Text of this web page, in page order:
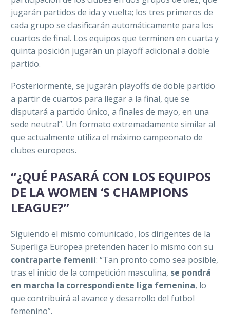
jugarán partidos de ida y vuelta; los tres primeros de
cada grupo se clasificarán automáticamente para los
cuartos de final. Los equipos que terminen en cuarta y
quinta posición jugarán un playoff adicional a doble
partido.
Posteriormente, se jugarán playoffs de doble partido
a partir de cuartos para llegar a la final, que se
disputará a partido único, a finales de mayo, en una
sede neutral”. Un formato extremadamente similar al
que actualmente utiliza el máximo campeonato de
clubes europeos.
“¿QUÉ PASARÁ CON LOS EQUIPOS
DE LA WOMEN ‘S CHAMPIONS
LEAGUE?”
Siguiendo el mismo comunicado, los dirigentes de la
Superliga Europea pretenden hacer lo mismo con su
contraparte femenil: “Tan pronto como sea posible,
tras el inicio de la competición masculina, se pondrá
en marcha la correspondiente liga femenina, lo
que contribuirá al avance y desarrollo del futbol
femenino”.